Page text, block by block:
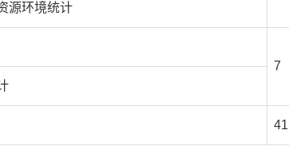
源环境统计
7
41